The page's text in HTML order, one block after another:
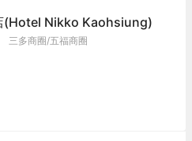
(Hotel Nikko Kaohsiung)
三多商圈/五福商圈